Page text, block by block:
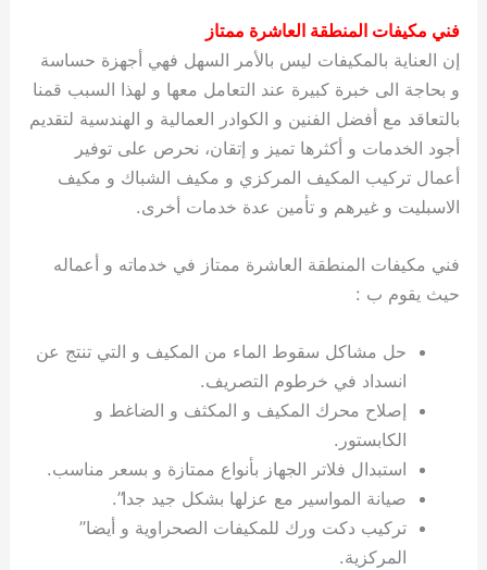
فني مكيفات المنطقة العاشرة ممتاز
إن العناية بالمكيفات ليس بالأمر السهل فهي أجهزة حساسة
و بحاجة الى خبرة كبيرة عند التعامل معها و لهذا السبب قمنا
بالتعاقد مع أفضل الفنين و الكوادر العمالية و الهندسية لتقديم
أجود الخدمات و أكثرها تميز و إتقان، نحرص على توفير
أعمال تركيب المكيف المركزي و مكيف الشباك و مكيف
الاسبليت و غيرهم و تأمين عدة خدمات أخرى.
فني مكيفات المنطقة العاشرة ممتاز في خدماته و أعماله
حيث يقوم ب :
حل مشاكل سقوط الماء من المكيف و التي تنتج عن
انسداد في خرطوم التصريف.
إصلاح محرك المكيف و المكثف و الضاغط و
الكابستور.
استبدال فلاتر الجهاز بأنواع ممتازة و بسعر مناسب.
صيانة المواسير مع عزلها بشكل جيد جدا”.
تركيب دكت ورك للمكيفات الصحراوية و أيضا”
المركزية.